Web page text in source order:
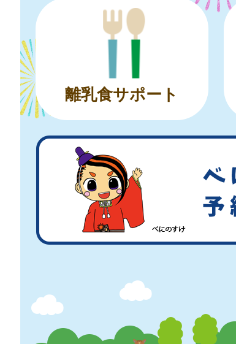
離乳食サポート